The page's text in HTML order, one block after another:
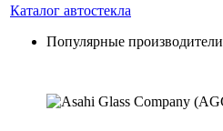
Каталог автостекла
Популярные производители